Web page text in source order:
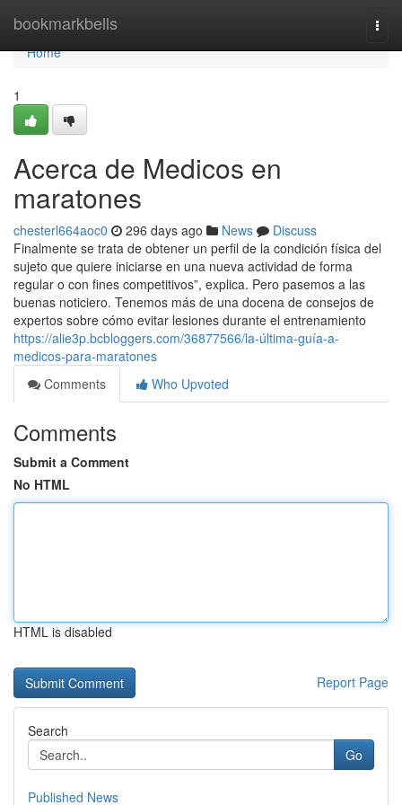
bookmarkbells
Home
Home
1
Acerca de Medicos en
maratones
chesterl664aoc0 296 days ago News
Discuss
Finalmente se trata de obtener un perfil de la condición física del
sujeto que quiere iniciarse en una nueva actividad de forma
regular o con fines competitivos”, explica. Pero pasemos a las
buenas noticiero. Tenemos más de una docena de consejos de
expertos sobre cómo evitar lesiones durante el entrenamiento
https://alie3p.bcbloggers.com/36877566/la-última-guía-a-
medicos-para-maratones
Comments
Who Upvoted
Comments
Submit a Comment
No HTML
HTML is disabled
Report Page
Search
Go
Published News